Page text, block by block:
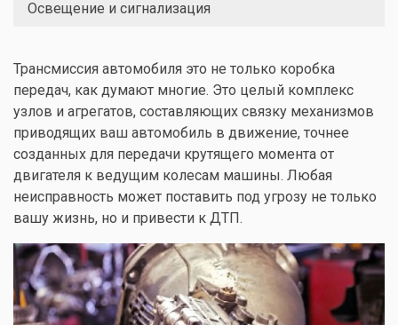
Освещение и сигнализация
Трансмиссия автомобиля это не только коробка
передач, как думают многие. Это целый комплекс
узлов и агрегатов, составляющих связку механизмов
приводящих ваш автомобиль в движение, точнее
созданных для передачи крутящего момента от
двигателя к ведущим колесам машины. Любая
неисправность может поставить под угрозу не только
вашу жизнь, но и привести к ДТП.